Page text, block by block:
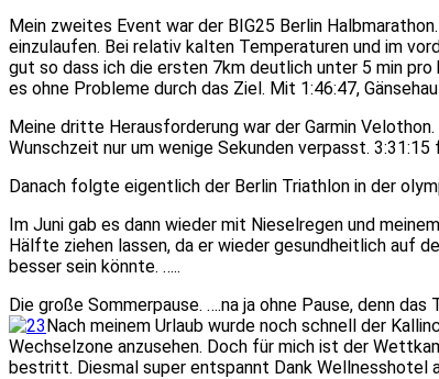
Mein zweites Event war der BIG25 Berlin
einzulaufen. Bei relativ kalten Temperaturen und im
gut so dass ich die ersten 7km deutlich unter 5 min
es ohne Probleme durch das Ziel. Mit 1:46:47,
Meine dritte Herausforderung war der Garmin
Wunschzeit nur um wenige Sekunden verpasst.
Danach folgte eigentlich der Berlin Triathlon in der
Im Juni gab es dann wieder mit Nieselregen und
Hälfte ziehen lassen, da er wieder gesundheitlich auf
besser sein könnte. …..
Die große Sommerpause. ….na ja ohne Pause, denn
Nach meinem Urlaub wurde noch schnell der
Wechselzone anzusehen. Doch für mich ist der
bestritt. Diesmal super entspannt Dank Wellnesshotel